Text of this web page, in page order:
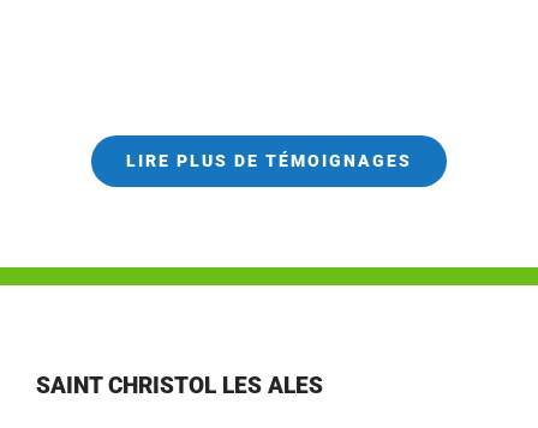
LIRE PLUS DE TÉMOIGNAGES
SAINT CHRISTOL LES ALES